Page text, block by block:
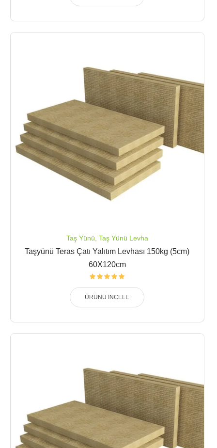
Taş Yünü Taş Yünü Levha
Taşyünü Teras Çatı Yalıtım Levhası 150kg (5cm)
60X120cm
ÜRÜNÜ İNCELE